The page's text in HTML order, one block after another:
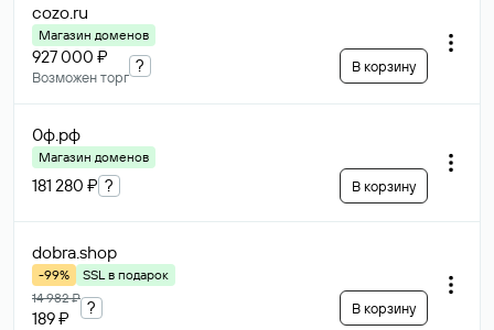
cozo.ru
Магазин доменов
927 000 ₽
Возможен торг
? В корзину
0ф.рф
Магазин доменов
181 280 ₽ ? В корзину
dobra.shop
-99%
SSL в подарок
14 982 ₽
189 ₽
? В корзину